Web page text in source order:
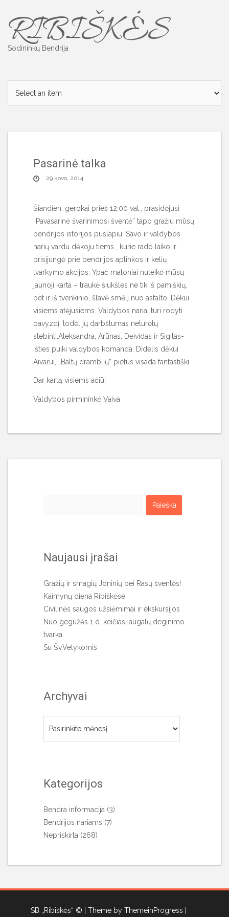
content
RIBIŠKĖS
Sodininkų Bendrija
Pasarinė talka
29 kovo, 2014
Šiandien, gerokai prieš 12.00 val., prasidėjusi
”Pavasarinė švarinimosi šventė” tapo gražiu mūsų
bendrijos istorijos puslapiu. Savo ir valdybos
narių vardu dėkoju tiems , kurie rado laiko ir
prisijungė prie bendrijos aplinkos ir kelių
tvarkymo akcijos. Ypač maloniai nuteikė mūsų
jaunoji karta – traukė šiukšles ne tik iš pamiškių,
bet ir iš tvenkinio, šlavė smėlį nuo asfalto. Dėkui
visiems atėjusiems. Valdybos nariai turi rodyti
pavyzdį, todėl jų darbštumas neturėtų
stebinti.Aleksandra, Arūnas, Deividas ir Sigitas-
išties puiki valdybos komanda. Didelis dėkui
Aivarui, „Baltų dramblių” pietūs visada fantastiški.
Dar kartą visiems ačiū!
Valdybos pirmininkė Vaiva
Naujausi įrašai
Gražių ir smagių Joninių bei Rasų šventės!
Kaimynų diena Ribiškėse
Civilinės saugos užsiėmimai ir ekskursijos
Nuo gegužės 1 d. keičiasi augalų deginimo
tvarka.
Su Šv.Velykomis
Archyvai
Kategorijos
Bendra informacija (3)
Bendrijos nariams (7)
Nepriskirta (268)
SB „Ribiškės“ © | Theme by ThemeinProgress